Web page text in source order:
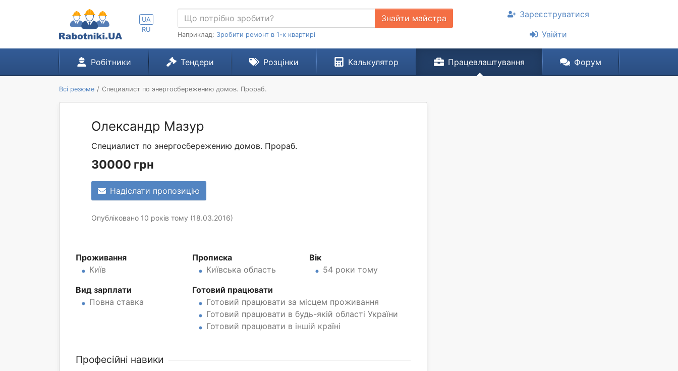
UA
RU
Знайти майстра
Наприклад: Зробити ремонт в 1-к квартирі
Зареєструватися
Увійти
Робітники Тендери Розцінки Калькулятор Працевлаштування Форум
Всі резюме Специалист по энергосбережению домов. Прораб.
Олександр Мазур
Специалист по энергосбережению домов. Прораб.
30000 грн
Надіслати пропозицію
Опубліковано 10 років тому (18.03.2016)
Проживання
Київ
Прописка
Київська область
Вік
54 роки тому
Вид зарплати
Повна ставка
Готовий працювати
Готовий працювати за місцем проживання
Готовий працювати в будь-якій області України
Готовий працювати в іншій країні
Професійні навики